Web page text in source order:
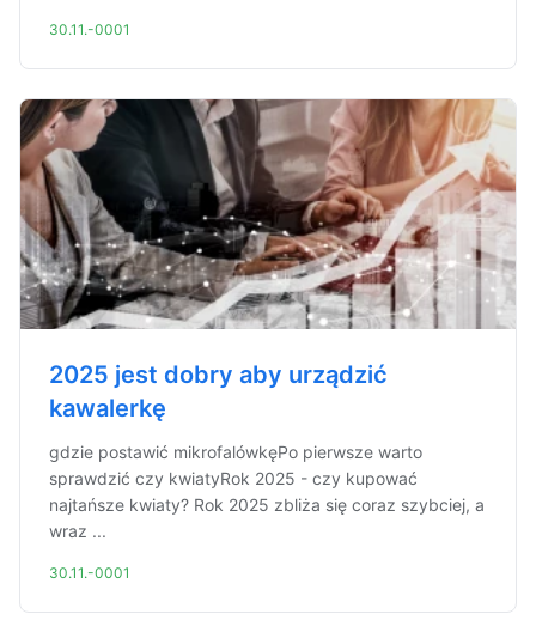
30.11.-0001
2025 jest dobry aby urządzić
kawalerkę
gdzie postawić mikrofalówkęPo pierwsze warto
sprawdzić czy kwiatyRok 2025 - czy kupować
najtańsze kwiaty? Rok 2025 zbliża się coraz szybciej, a
wraz ...
30.11.-0001